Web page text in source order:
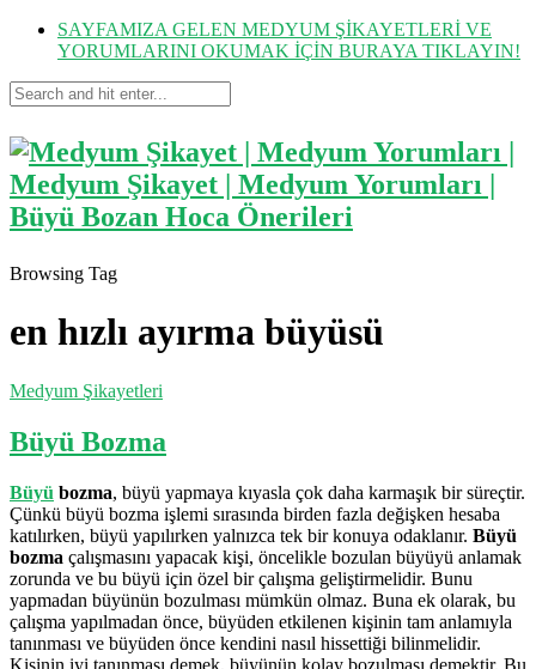
SAYFAMIZA GELEN MEDYUM ŞİKAYETLERİ VE
YORUMLARINI OKUMAK İÇİN BURAYA TIKLAYIN!
Browsing Tag
en hızlı ayırma büyüsü
Medyum Şikayetleri
Büyü Bozma
Büyü bozma, büyü yapmaya kıyasla çok daha karmaşık bir süreçtir.
Çünkü büyü bozma işlemi sırasında birden fazla değişken hesaba
katılırken, büyü yapılırken yalnızca tek bir konuya odaklanır. Büyü
bozma çalışmasını yapacak kişi, öncelikle bozulan büyüyü anlamak
zorunda ve bu büyü için özel bir çalışma geliştirmelidir. Bunu
yapmadan büyünün bozulması mümkün olmaz. Buna ek olarak, bu
çalışma yapılmadan önce, büyüden etkilenen kişinin tam anlamıyla
tanınması ve büyüden önce kendini nasıl hissettiği bilinmelidir.
Kişinin iyi tanınması demek, büyünün kolay bozulması demektir. Bu